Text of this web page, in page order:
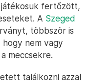
játékosuk fertőzött,
A Szeged
többször is
nem vagy
meccsekre.
találkozni azzal